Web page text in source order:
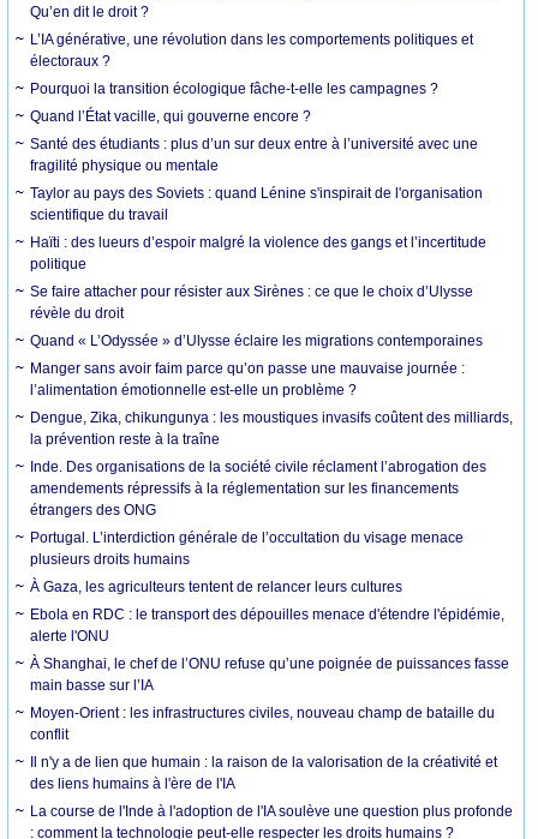
Qu’en dit le droit ?
L’IA générative, une révolution dans les comportements politiques et
électoraux ?
Pourquoi la transition écologique fâche-t-elle les campagnes ?
Quand l’État vacille, qui gouverne encore ?
Santé des étudiants : plus d’un sur deux entre à l’université avec une
fragilité physique ou mentale
Taylor au pays des Soviets : quand Lénine s'inspirait de l'organisation
scientifique du travail
Haïti : des lueurs d’espoir malgré la violence des gangs et l’incertitude
politique
Se faire attacher pour résister aux Sirènes : ce que le choix d’Ulysse
révèle du droit
Quand « L’Odyssée » d’Ulysse éclaire les migrations contemporaines
Manger sans avoir faim parce qu’on passe une mauvaise journée :
l’alimentation émotionnelle est-elle un problème ?
Dengue, Zika, chikungunya : les moustiques invasifs coûtent des milliards,
la prévention reste à la traîne
Inde. Des organisations de la société civile réclament l’abrogation des
amendements répressifs à la réglementation sur les financements
étrangers des ONG
Portugal. L’interdiction générale de l’occultation du visage menace
plusieurs droits humains
À Gaza, les agriculteurs tentent de relancer leurs cultures
Ebola en RDC : le transport des dépouilles menace d'étendre l'épidémie,
alerte l'ONU
À Shanghai, le chef de l’ONU refuse qu’une poignée de puissances fasse
main basse sur l’IA
Moyen-Orient : les infrastructures civiles, nouveau champ de bataille du
conflit
Il n'y a de lien que humain : la raison de la valorisation de la créativité et
des liens humains à l'ère de l'IA
La course de l'Inde à l'adoption de l'IA soulève une question plus profonde
: comment la technologie peut-elle respecter les droits humains ?